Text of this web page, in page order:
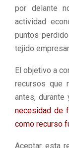
por delante
actividad
puntos
tejido
El objetivo a
recursos que
antes, durante
necesidad de
como recurso
Aceptar esta